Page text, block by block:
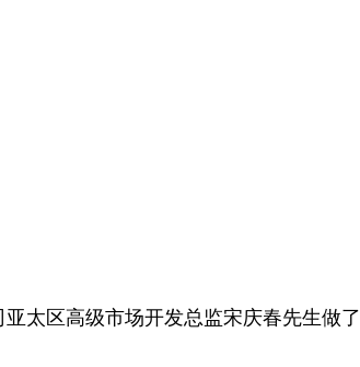
亚太区高级市场开发总监宋庆春先生做了